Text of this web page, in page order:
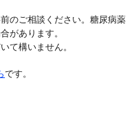
のご相談ください。糖尿病薬
があります。
て構いません。
です。